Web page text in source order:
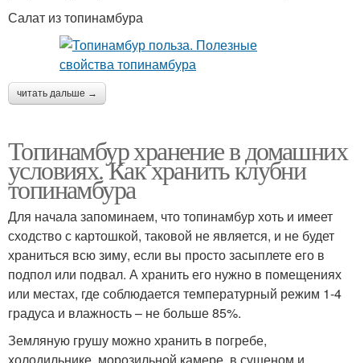
Салат из топинамбура
читать дальше →
Топинамбур хранение в домашних
условиях. Как хранить клубни
топинамбура
Для начала запоминаем, что топинамбур хоть и имеет
сходство с картошкой, таковой не является, и не будет
храниться всю зиму, если вы просто засыплете его в
подпол или подвал. А хранить его нужно в помещениях
или местах, где соблюдается температурный режим 1-4
градуса и влажность – не больше 85%.
Земляную грушу можно хранить в погребе,